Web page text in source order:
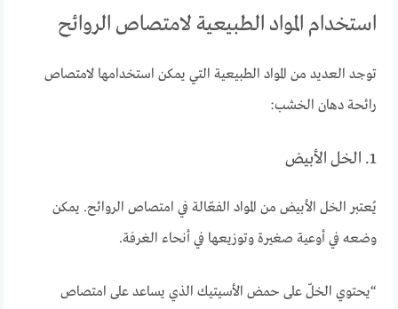
استخدام المواد الطبيعية لامتصاص الروائح
توجد العديد من المواد الطبيعية التي يمكن استخدامها لامتصاص
رائحة دهان الخشب:
1. الخل الأبيض
يُعتبر الخل الأبيض من المواد الفعّالة في امتصاص الروائح. يمكن
وضعه في أوعية صغيرة وتوزيعها في أنحاء الغرفة.
“يحتوي الخلّ على حمض الأسيتيك الذي يساعد على امتصاص